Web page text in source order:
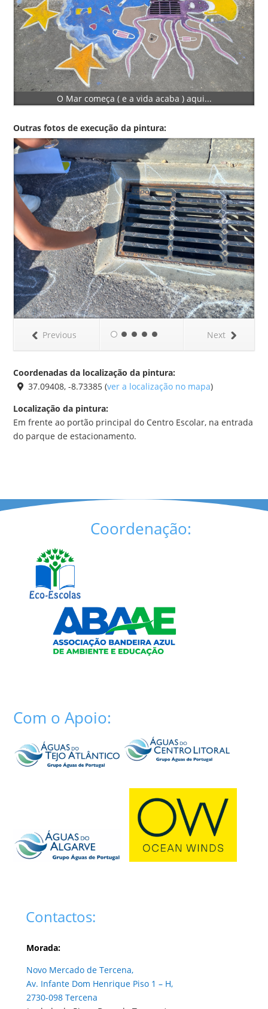
O Mar começa ( e a vida acaba ) aqui...
Outras fotos de execução da pintura:
Next
Previous
Coordenadas da localização da pintura:
37.09408, -8.73385 (ver a localização no mapa)
Localização da pintura:
Em frente ao portão principal do Centro Escolar, na entrada
do parque de estacionamento.
Coordenação:
Com o Apoio:
Contactos:
Morada:
Novo Mercado de Tercena,
Av. Infante Dom Henrique Piso 1 – H,
2730-098 Tercena